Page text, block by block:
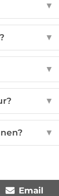
▼
▼
▼
▼
▼
Email